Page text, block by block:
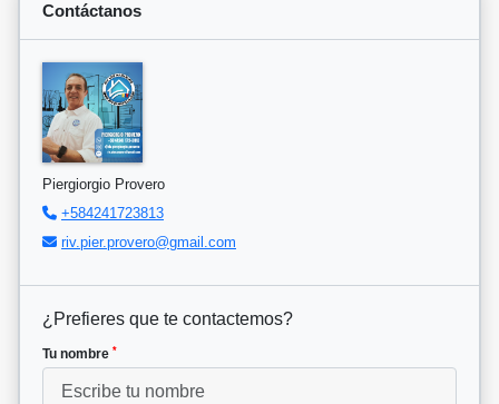
Contáctanos
Piergiorgio Provero
+584241723813
riv.pier.provero@gmail.com
¿Prefieres que te contactemos?
Tu nombre *